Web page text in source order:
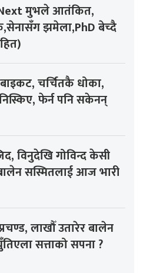
Next मुभले आतंकित,
झमेला,PhD बेच्दै
चर्चितकै धोका,
फेर्न पनि सकेनन्
विनुदेखि गोविन्द केसी
सस्मितलाई आज भारी
लाखौँ उतारेर बालेन
सत्ताको सपना ?